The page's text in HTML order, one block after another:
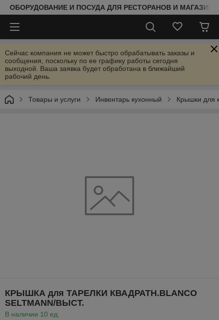
ОБОРУДОВАНИЕ И ПОСУДА ДЛЯ РЕСТОРАНОВ И
Сейчас компания не может быстро обрабатывать заказы и
сообщения, поскольку по ее графику работы сегодня
выходной. Ваша заявка будет обработана в ближайший
рабочий день.
Товары и услуги Инвентарь кухонный Крышки для
КРЫШКА для ТАРЕЛКИ КВАДРАТН.BLANCO
SELTMANN/ВЫСТ.
В наличии 10 ед.